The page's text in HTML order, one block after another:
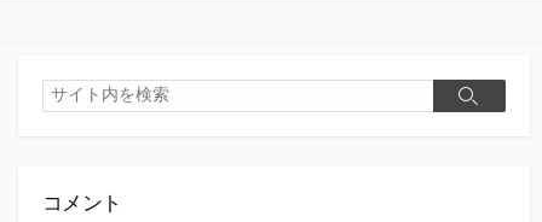
検
索
検
コメント